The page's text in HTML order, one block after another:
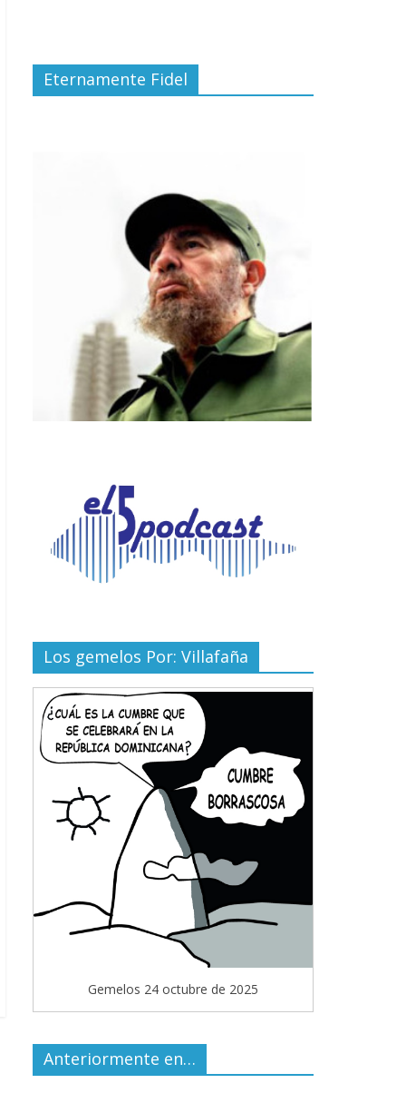
Eternamente Fidel
Los gemelos Por: Villafaña
Gemelos 24 octubre de 2025
Anteriormente en…